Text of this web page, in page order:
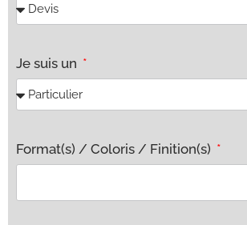
Je suis un
Format(s) / Coloris / Finition(s)